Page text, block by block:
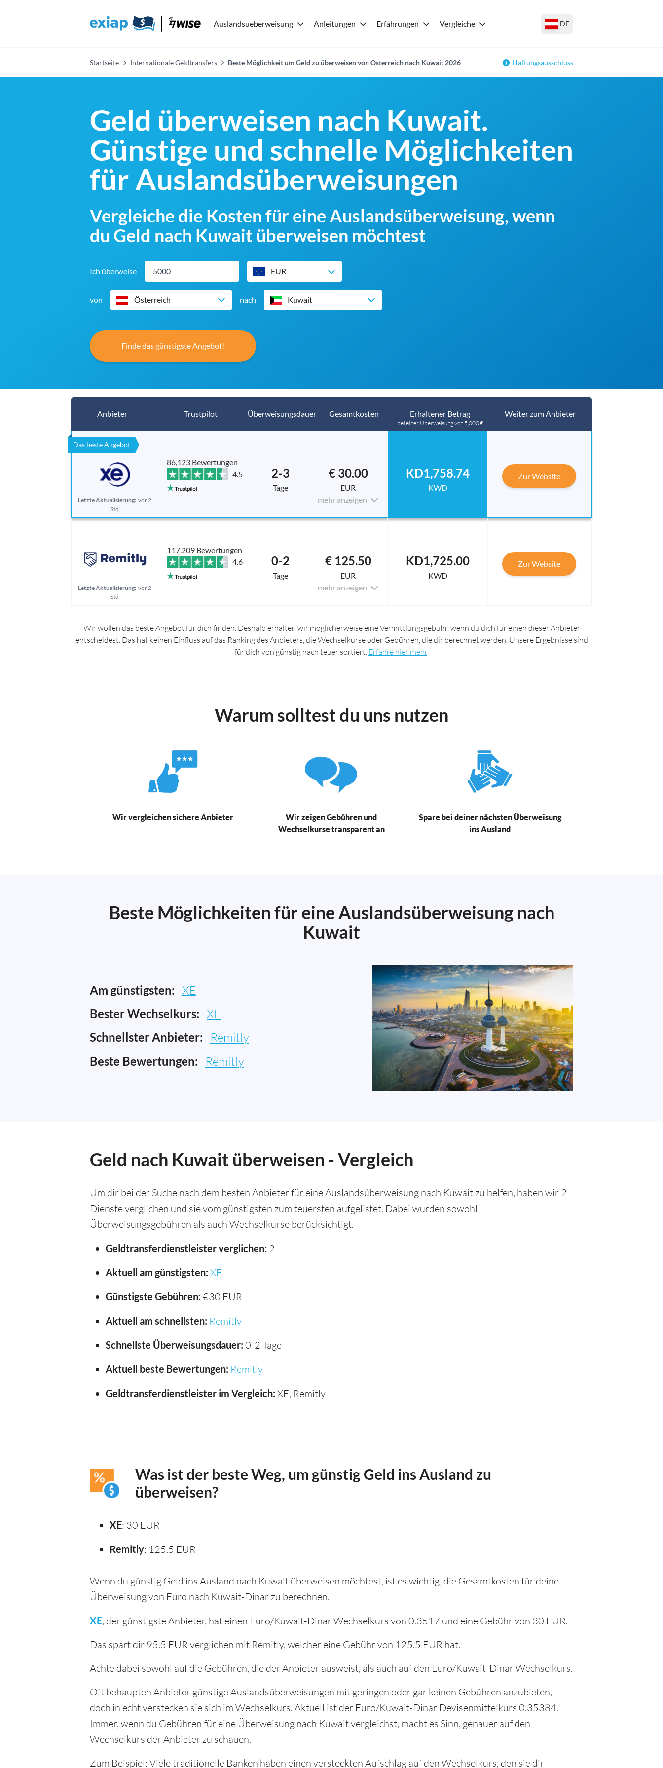
Auslandsueberweisung Anleitungen Erfahrungen Vergleiche DE
Startseite Internationale Geldtransfers Beste Möglichkeit um Geld zu überweisen von Osterreich nach Kuwait 2026 Haftungsausschluss
Geld überweisen nach Kuwait.
Günstige und schnelle Möglichkeiten
für Auslandsüberweisungen
Vergleiche die Kosten für eine Auslandsüberweisung, wenn
du Geld nach Kuwait überweisen möchtest
Ich überweise EUR
von Österreich nach Kuwait
Finde das günstigste Angebot!
Anbieter Trustpilot Überweisungsdauer Gesamtkosten Erhaltener Betrag
bei einer Überweisung von 5,000 €
Weiter zum Anbieter
Das beste Angebot
Letzte Aktualisierung: vor 2
Std
86,123 Bewertungen
4.5
2-3
Tage
€ 30.00
EUR
mehr anzeigen
KD1,758.74
KWD
Zur Website
Letzte Aktualisierung: vor 2
Std
117,209 Bewertungen
4.6
0-2
Tage
€ 125.50
EUR
mehr anzeigen
KD1,725.00
KWD
Zur Website
Wir wollen das beste Angebot für dich finden. Deshalb erhalten wir möglicherweise eine Vermittlungsgebühr, wenn du dich für einen dieser Anbieter
entscheidest. Das hat keinen Einfluss auf das Ranking des Anbieters, die Wechselkurse oder Gebühren, die dir berechnet werden. Unsere Ergebnisse sind
für dich von günstig nach teuer sortiert. Erfahre hier mehr.
Warum solltest du uns nutzen
Wir vergleichen sichere Anbieter
Wir zeigen Gebühren und
Wechselkurse transparent an
Spare bei deiner nächsten Überweisung
ins Ausland
Beste Möglichkeiten für eine Auslandsüberweisung nach
Kuwait
Am günstigsten: XE
Bester Wechselkurs: XE
Schnellster Anbieter: Remitly
Beste Bewertungen: Remitly
Geld nach Kuwait überweisen - Vergleich
Um dir bei der Suche nach dem besten Anbieter für eine Auslandsüberweisung nach Kuwait zu helfen, haben wir 2
Dienste verglichen und sie vom günstigsten zum teuersten aufgelistet. Dabei wurden sowohl
Überweisungsgebühren als auch Wechselkurse berücksichtigt.
Geldtransferdienstleister verglichen: 2
Aktuell am günstigsten: XE
Günstigste Gebühren: €30 EUR
Aktuell am schnellsten: Remitly
Schnellste Überweisungsdauer: 0-2 Tage
Aktuell beste Bewertungen: Remitly
Geldtransferdienstleister im Vergleich: XE, Remitly
Was ist der beste Weg, um günstig Geld ins Ausland zu
überweisen?
XE: 30 EUR
Remitly: 125.5 EUR
Wenn du günstig Geld ins Ausland nach Kuwait überweisen möchtest, ist es wichtig, die Gesamtkosten für deine
Überweisung von Euro nach Kuwait-Dinar zu berechnen.
XE, der günstigste Anbieter, hat einen Euro/Kuwait-Dinar Wechselkurs von 0.3517 und eine Gebühr von 30 EUR.
Das spart dir 95.5 EUR verglichen mit Remitly, welcher eine Gebühr von 125.5 EUR hat.
Achte dabei sowohl auf die Gebühren, die der Anbieter ausweist, als auch auf den Euro/Kuwait-Dinar Wechselkurs.
Oft behaupten Anbieter günstige Auslandsüberweisungen mit geringen oder gar keinen Gebühren anzubieten,
doch in echt verstecken sie sich im Wechselkurs. Aktuell ist der Euro/Kuwait-Dinar Devisenmittelkurs 0.35384.
Immer, wenn du Gebühren für eine Überweisung nach Kuwait vergleichst, macht es Sinn, genauer auf den
Wechselkurs der Anbieter zu schauen.
Zum Beispiel: Viele traditionelle Banken haben einen versteckten Aufschlag auf den Wechselkurs, den sie dir